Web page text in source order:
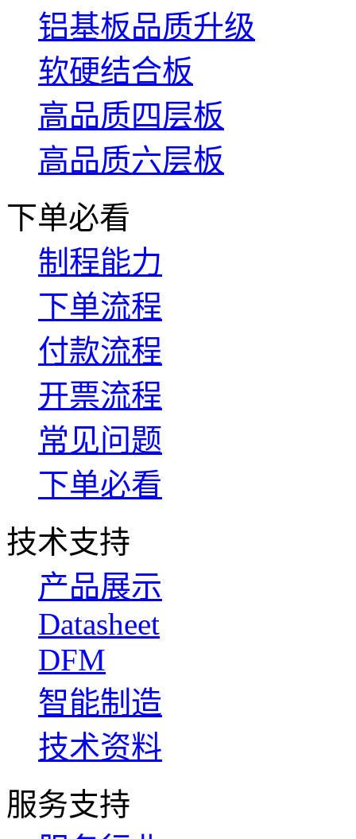
铝基板品质升级
软硬结合板
高品质四层板
高品质六层板
下单必看
制程能力
下单流程
付款流程
开票流程
常见问题
下单必看
技术支持
产品展示
Datasheet
DFM
智能制造
技术资料
服务支持